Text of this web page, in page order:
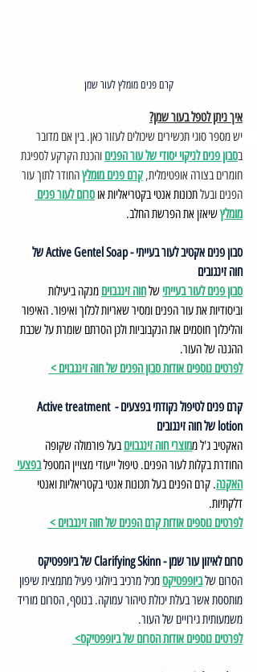
קרם פנים מומלץ לעור שמן
איך ניתן לטפל בעור שמן?
יש מספר סוגי תכשירים שיכולים לעזור כאן. בין אם מדובר
בסבון פנים לניקוי יסודי של עור הפנים והכנת הקרקע לספיגת
חומרים בצורה אופטימלית, קרם פנים מומלץ החודר לתוך עור
הפנים ובעל תכונות אנטי בקטריאליות או סרום לעור פנים
מומלץ שיאזן את הפרשת החלב.
סבון פנים אקטיב לעור בעייתי - Active Gentel Soap של
חוה זינגובים
סבון פנים לעור בעייתי של חוה זינגבוים מנקה ביעילות
וביסודיות את עור הפנים ומסיר שאריות לכלוך ואיפור. האיפור
והליכלוך חוסמים את הנקבוביות ולכן הסרתם שומרת על שכבת
ההגנה של העור.
לפרטים נוספים אודות סבון הפנים של חוה זינגבוים >
קרם פנים לטיפול נקודתי בפצעים - Active treatment
lotion של חוה זינגובים
האקטיב ג'ל ממוצרי חוה זינגבוים בעל פורמולה שקופה
החודרת בקלות לעור הפנים. טיפול ייעודי מצויין המטפל בפצעי
האקנה. קרם הפנים בעל תכונות אנטי בקטריאליות ואנטי
דלקתיות.
לפרטים נוספים אודות קרם הפנים של חוה זינגבוים >
סרום לאיזון עור שמן - Clarifying Skinn של ביופפטיקס
הסרום של ביופפטיקס מכיל מרכיב ביולוגי פעיל מתמצית שיפון
מותססת אשר בעלת יכולת טיהור עמוקה. בנוסף, הסרום מוריד
משמעותית גירויים של העור.
לפרטים נוספים אודות הסרום של ביופפטיקס>